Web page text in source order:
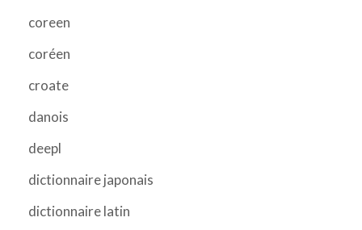
coreen
coréen
croate
danois
deepl
dictionnaire japonais
dictionnaire latin